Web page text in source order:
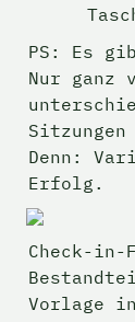
PS: Es
Nur ganz
Sitzungen
Denn:
Erfolg.
Check-
Vorlage